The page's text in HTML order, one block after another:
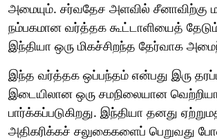
அமையும். சர்வதேச அளவில் சீனாவிற்கு
நம்பகமான வர்த்தக கூட்டாளியைத்
இந்தியா ஒரு மிகச்சிறந்த தேர்வாக
இந்த வர்த்தக ஒப்பந்தம் என்பது இரு
இடையிலான ஒரு சமநிலையான
பார்க்கப்படுகிறது. இந்தியா தனது
அதிகரிக்கச் சலுகைகளைப் பெறுவது